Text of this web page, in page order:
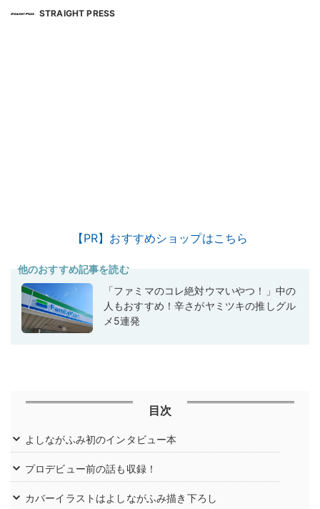
STRAIGHT PRESS
【PR】おすすめショップはこちら
他のおすすめ記事を読む
「ファミマのコレ絶対ウマいやつ！」中の
人もおすすめ！辛さがヤミツキの推しグル
メ5連発
目次
よしながふみ初のインタビュー本
プロデビュー前の話も収録！
カバーイラストはよしながふみ描き下ろし